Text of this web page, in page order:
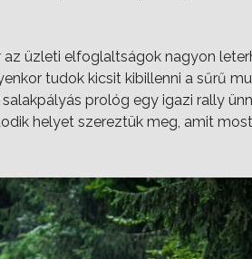
az üzleti elfoglaltságok nagyon
tudok kicsit kibillenni a sűrű
prológ egy igazi rally
helyet szereztük meg, amit